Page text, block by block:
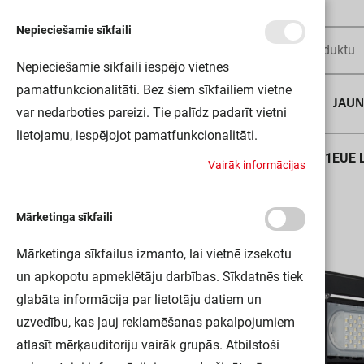
ECOHPFLOOD300W840N41100LM BKVS1EUE
Nepieciešamie sīkfaili
Nepieciešamie sīkfaili iespējo vietnes
pamatfunkcionalitāti. Bez šiem sīkfailiem vietne
var nedarboties pareizi. Tie palīdz padarīt vietni
lietojamu, iespējojot pamatfunkcionalitāti.
Vairāk informācijas
Mārketinga sīkfaili
Mārketinga sīkfailus izmanto, lai vietnē izsekotu
un apkopotu apmeklētāju darbības. Sīkdatnēs tiek
glabāta informācija par lietotāju datiem un
uzvedību, kas ļauj reklamēšanas pakalpojumiem
atlasīt mērķauditoriju vairāk grupās. Atbilstoši